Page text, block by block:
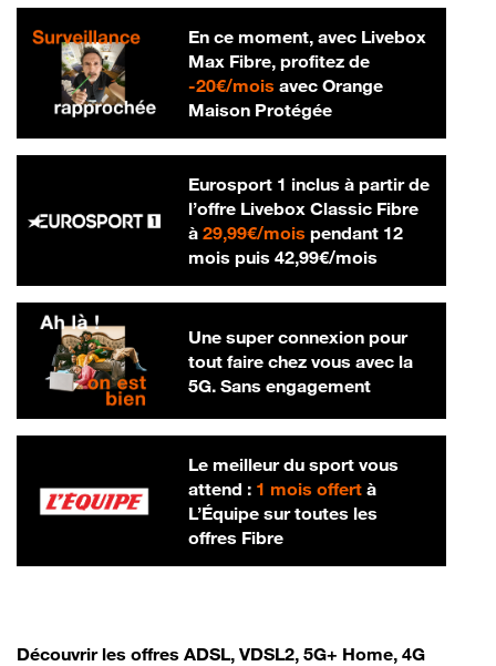
En ce moment, avec Livebox
Max Fibre, profitez de
-20€/mois20 € par mois
avec Orange
Maison Protégée
Eurosport 1 inclus à partir de
l’offre Livebox Classic Fibre
à 29,99€/mois29,99 € par mois
pendant 12
mois puis 42,99€/mois42,99 € par
Une super connexion pour
tout faire chez vous avec la
5G. Sans engagement
Le meilleur du sport vous
attend : 1 mois offertà
L’Équipe sur toutes les
offres Fibre
Découvrir les offres ADSL, VDSL2, 5G+ Home, 4G